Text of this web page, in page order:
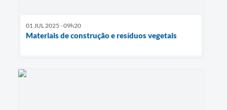
01 JUL 2025 - 09h20
Materiais de construção e resíduos vegetais